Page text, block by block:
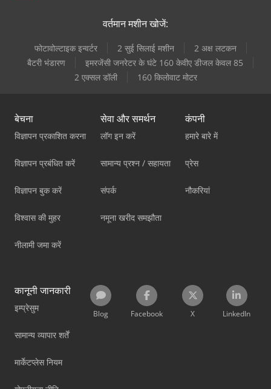
वर्तमान मशीन खोजें:
फोटावोल्टाइक इन्वर्टर 2 सुई सिलाई मशीन
2 अक्ष लटकन
बैटरी भंडारण
इमरजेंसी जनरेटर के घंटे 160 केवीए डीजल केवल 85
2 एक्सल डॉली
160 किलोवाट मोटर
बेचना
विज्ञापन प्रकाशित करना
विज्ञापन प्रबंधित करें
विज्ञापन बुक करें
विश्वास की मुहर
नीलामी जमा करें
सेवा और समर्थन
लॉग इन करें
सामान्य प्रश्न / सहायता
संपर्क
नमूना खरीद समझौता
कंपनी
हमारे बारे में
प्रेस
नौकरियां
कानूनी जानकारी
इम्प्रेसुम
सामान्य व्यापार शर्तें
मार्केटप्लेस नियम
Blog Facebook X LinkedIn